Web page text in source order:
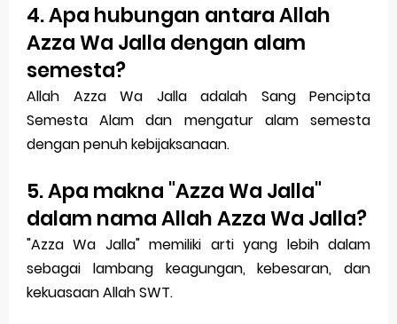
4. Apa hubungan antara Allah
Azza Wa Jalla dengan alam
semesta?
Allah Azza Wa Jalla adalah Sang Pencipta
Semesta Alam dan mengatur alam semesta
dengan penuh kebijaksanaan.
5. Apa makna "Azza Wa Jalla"
dalam nama Allah Azza Wa Jalla?
"Azza Wa Jalla" memiliki arti yang lebih dalam
sebagai lambang keagungan, kebesaran, dan
kekuasaan Allah SWT.